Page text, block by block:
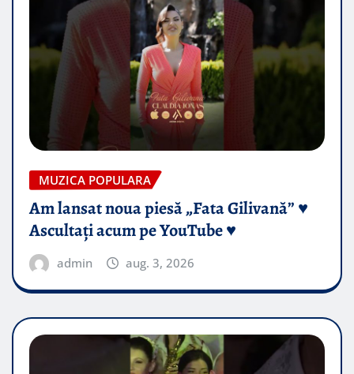
MUZICA POPULARA
Am lansat noua piesă „Fata Gilivană” ♥️
Ascultați acum pe YouTube ♥️
admin aug. 3, 2026